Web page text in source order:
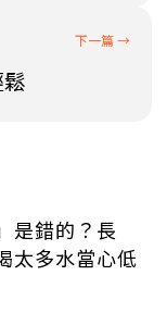
是錯的？長
太多水當心低